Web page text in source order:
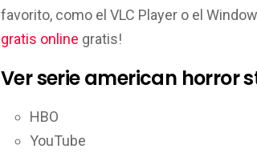
favorito, como el VLC Player o el
gratis online gratis!
Ver serie american horror
HBO
YouTube